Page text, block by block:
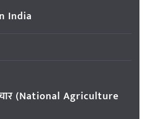
India
(National Agriculture